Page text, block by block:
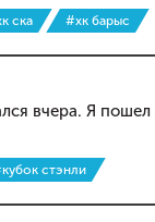
ска #хк барыс
вчера. Я
стэнли